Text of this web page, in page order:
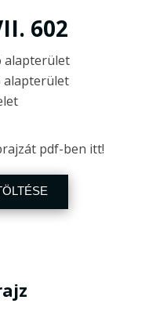
602
alapterület
alapterület
pdf-ben itt!